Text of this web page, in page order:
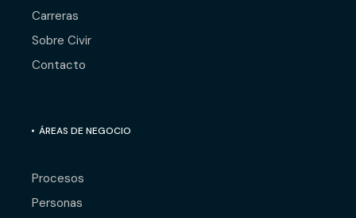
Carreras
Sobre Civir
Contacto
ÁREAS DE NEGOCIO
Procesos
Personas